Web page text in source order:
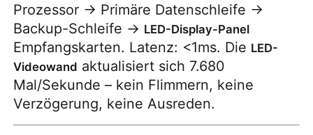
Prozessor → Primäre Datenschleife →
Backup-Schleife → LED-Display-Panel
Empfangskarten. Latenz: <1ms. Die LED-
Videowand aktualisiert sich 7.680
Mal/Sekunde – kein Flimmern, keine
Verzögerung, keine Ausreden.